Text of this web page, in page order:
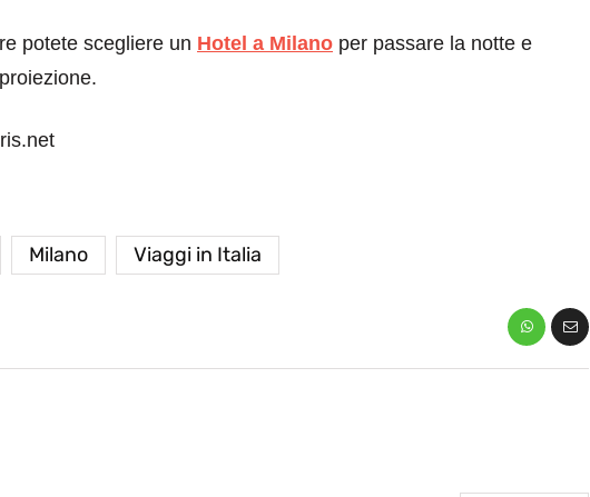
potete scegliere un Hotel a Milano per passare la notte e
Milano Viaggi in Italia
destinazioni
26, 2013
Eventi di aprile 2026 a
Rimini e dintorni
Marzo 31, 2026